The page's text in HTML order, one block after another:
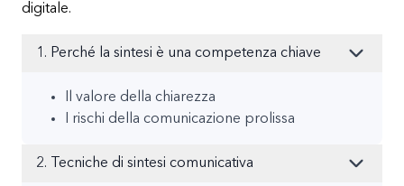
digitale.
1. Perché la sintesi è una competenza chiave
Il valore della chiarezza
I rischi della comunicazione prolissa
2. Tecniche di sintesi comunicativa